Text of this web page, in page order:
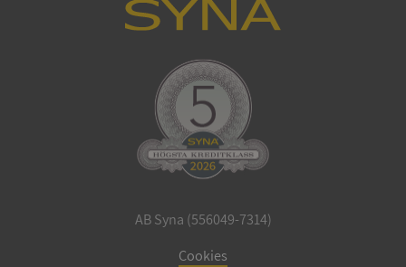
AB Syna (556049-7314)
Cookies
ASP.NET_SessionId
Microsoft
Corporation
de.syna.se